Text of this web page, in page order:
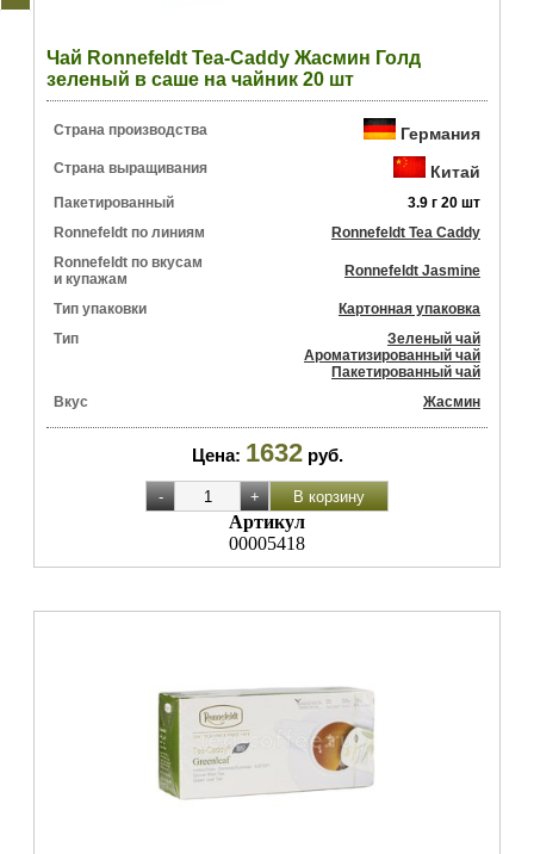
Чай Ronnefeldt Tea-Caddy Жасмин Голд
зеленый в саше на чайник 20 шт
Страна производства Германия
Страна выращивания Китай
Пакетированный
3.9 г 20 шт
Ronnefeldt по линиям
Ronnefeldt Tea Caddy
Ronnefeldt по вкусам
и купажам
Ronnefeldt Jasmine
Тип упаковки
Картонная упаковка
Тип
Зеленый чай
Ароматизированный чай
Пакетированный чай
Вкус
Жасмин
Цена: 1632 руб.
Артикул
00005418